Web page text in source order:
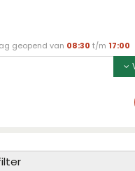
geopend van 08:30 t/m 17:00